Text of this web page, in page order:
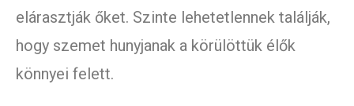
elárasztják őket. Szinte lehetetlennek találják,
hogy szemet hunyjanak a körülöttük élők
könnyei felett.